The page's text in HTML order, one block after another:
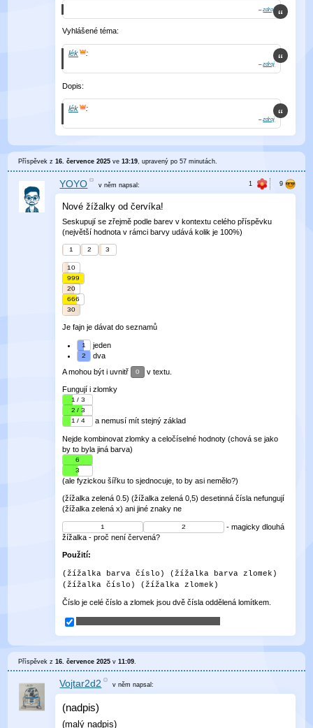
–zdroj
Vyhlášené téma:
lék :
–zdroj
Dopis:
lék :
–zdroj
Příspěvek z16. července 2025 ve13:19 , upravenýpo 57 minutách
YOYO v němnapsal:
Nové žížalky od červíka!
Seskupují se zřejmě podle barev v kontextu celého příspěvku
(největší hodnota v rámci barvy udává kolik je 100%)
1 2 3
10
999
20
666
30
Je fajn je dávat do seznamů
1 jeden
2
dva
A mohou být i uvnitř
0 v textu.
Fungují i zlomky
1 / 3
2 / 3
1 / 4
a nemusí mít stejný základ
Nejde kombinovat zlomky a celočíselné hodnoty (chová se jako
by to byla jiná barva)
6
3
(ale fyzickou šířku to sjednocuje, to by asi nemělo?)
(žížalka zelená 0.5) (žížalka zelená 0,5) desetinná čísla nefungují
(žížalka zelená x) ani jiné znaky ne
1 2
- magicky dlouhá
žížalka - proč není červená?
Použití:
(žížalka barva číslo) (žížalka barva zlomek)
(žížalka číslo) (žížalka zlomek)
Číslo je celé číslo a zlomek jsou dvě čísla oddělená lomítkem.
Příspěvek z16. července 2025 v11:09
Vojtar2d2 v němnapsal:
(nadpis)
(malý nadpis)